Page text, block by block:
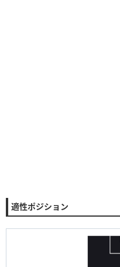
適性ポジション